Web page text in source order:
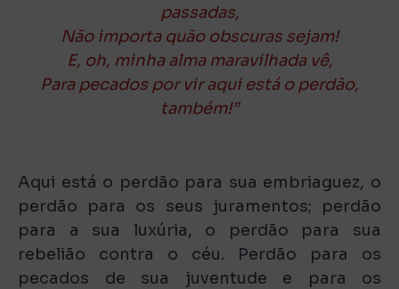
passadas,
Não importa quão obscuras sejam!
E, oh, minha alma maravilhada vê,
Para pecados por vir aqui está o perdão,
também!”
Aqui está o perdão para sua embriaguez, o
perdão para os seus juramentos; perdão
para a sua luxúria, o perdão para sua
rebelião contra o céu. Perdão para os
pecados de sua juventude e para os